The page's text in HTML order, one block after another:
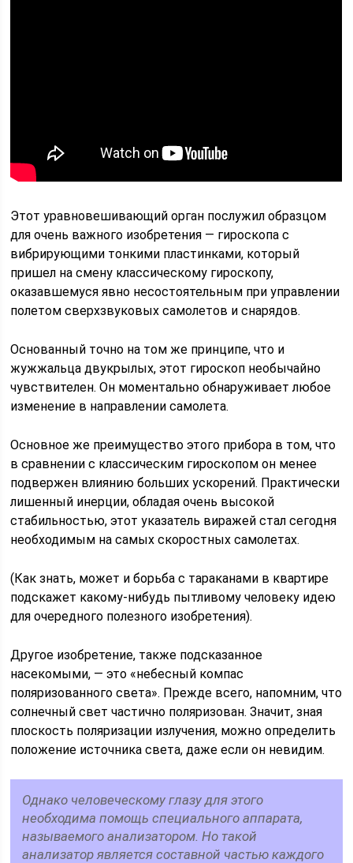
Этот уравновешивающий орган послужил образцом
для очень важного изобретения — гироскопа с
вибрирующими тонкими пластинками, который
пришел на смену классическому гироскопу,
оказавшемуся явно несостоятельным при управлении
полетом сверхзвуковых самолетов и снарядов.
Основанный точно на том же принципе, что и
жужжальца двукрылых, этот гироскоп необычайно
чувствителен. Он моментально обнаруживает любое
изменение в направлении самолета.
Основное же преимущество этого прибора в том, что
в сравнении с классическим гироскопом он менее
подвержен влиянию больших ускорений. Практически
лишенный инерции, обладая очень высокой
стабильностью, этот указатель виражей стал сегодня
необходимым на самых скоростных самолетах.
(Как знать, может и борьба с тараканами в квартире
подскажет какому-нибудь пытливому человеку идею
для очередного полезного изобретения).
Другое изобретение, также подсказанное
насекомыми, — это «небесный компас
поляризованного света». Прежде всего, напомним, что
солнечный свет частично поляризован. Значит, зная
плоскость поляризации излучения, можно определить
положение источника света, даже если он невидим.
Однако человеческому глазу для этого
необходима помощь специального аппарата,
называемого анализатором. Но такой
анализатор является составной частью каждого